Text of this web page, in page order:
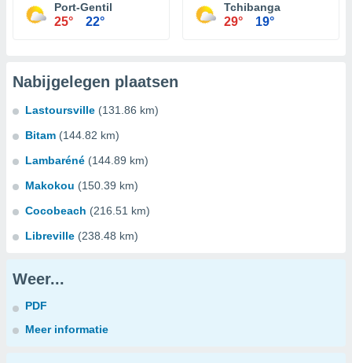
Port-Gentil
25° 22°
Tchibanga
29° 19°
Nabijgelegen plaatsen
Lastoursville (131.86 km)
Bitam (144.82 km)
Lambaréné (144.89 km)
Makokou (150.39 km)
Cocobeach (216.51 km)
Libreville (238.48 km)
Weer...
PDF
Meer informatie